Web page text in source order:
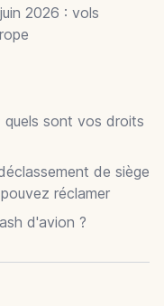
2026 : vols
quels sont vos droits
de siège
réclamer
d'avion ?